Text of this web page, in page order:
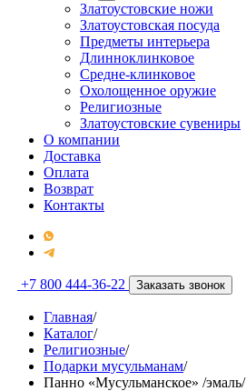
Златоустовские ножи
Златоустовская посуда
Предметы интерьера
Длинноклинковое
Средне-клинковое
Охолощенное оружие
Религиозные
Златоустовские сувениры
О компании
Доставка
Оплата
Возврат
Контакты
+7 800 444-36-22 Заказать звонок
Главная/
Каталог/
Религиозные/
Подарки мусульманам/
Панно «Мусульманское» /эмаль/